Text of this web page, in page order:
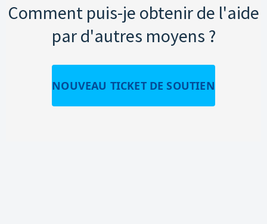
Comment puis-je obtenir de l'aide
par d'autres moyens ?
NOUVEAU TICKET DE SOUTIEN